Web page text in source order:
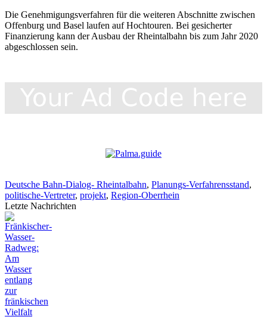
Die Genehmigungsverfahren für die weiteren Abschnitte zwischen
Offenburg und Basel laufen auf Hochtouren. Bei gesicherter
Finanzierung kann der Ausbau der Rheintalbahn bis zum Jahr 2020
abgeschlossen sein.
Deutsche Bahn-Dialog- Rheintalbahn, Planungs-Verfahrensstand,
politische-Vertreter, projekt, Region-Oberrhein
Letzte Nachrichten